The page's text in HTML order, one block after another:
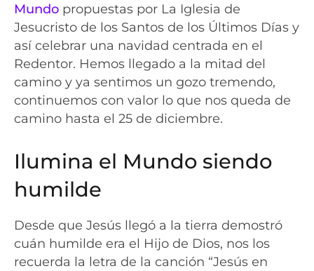
Mundo propuestas por La Iglesia de
Jesucristo de los Santos de los Últimos Días y
así celebrar una navidad centrada en el
Redentor. Hemos llegado a la mitad del
camino y ya sentimos un gozo tremendo,
continuemos con valor lo que nos queda de
camino hasta el 25 de diciembre.
Ilumina el Mundo siendo
humilde
Desde que Jesús llegó a la tierra demostró
cuán humilde era el Hijo de Dios, nos los
recuerda la letra de la canción “Jesús en